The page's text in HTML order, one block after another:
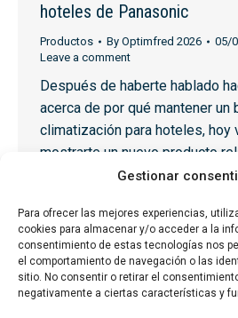
Gestionar
Para ofrecer las mejores experiencias,
cookies para almacenar y/o acceder a la
consentimiento de estas tecnologías nos
el comportamiento de navegación o las
sitio. No consentir o retirar el
negativamente a ciertas características y
hoteles de Panasonic
Productos By Optimfred 2026
05/
Leave a comment
Después de haberte hablado
acerca de por qué mantener un
climatización para hoteles, hoy
mostrarte un nuevo producto
sector hotelero. Se trata de
requisitos principales de los
favorecer…